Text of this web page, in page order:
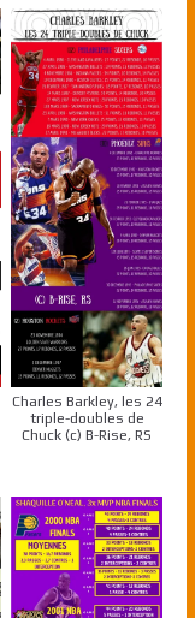
Charles Barkley, les 24
triple-doubles de
Chuck (c) B-Rise, RS